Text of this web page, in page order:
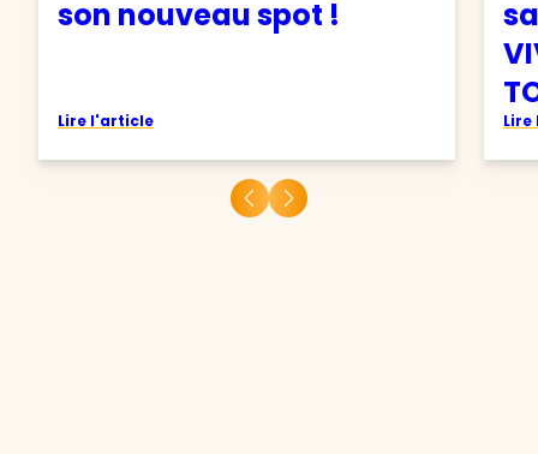
son nouveau spot !
Lire l'article